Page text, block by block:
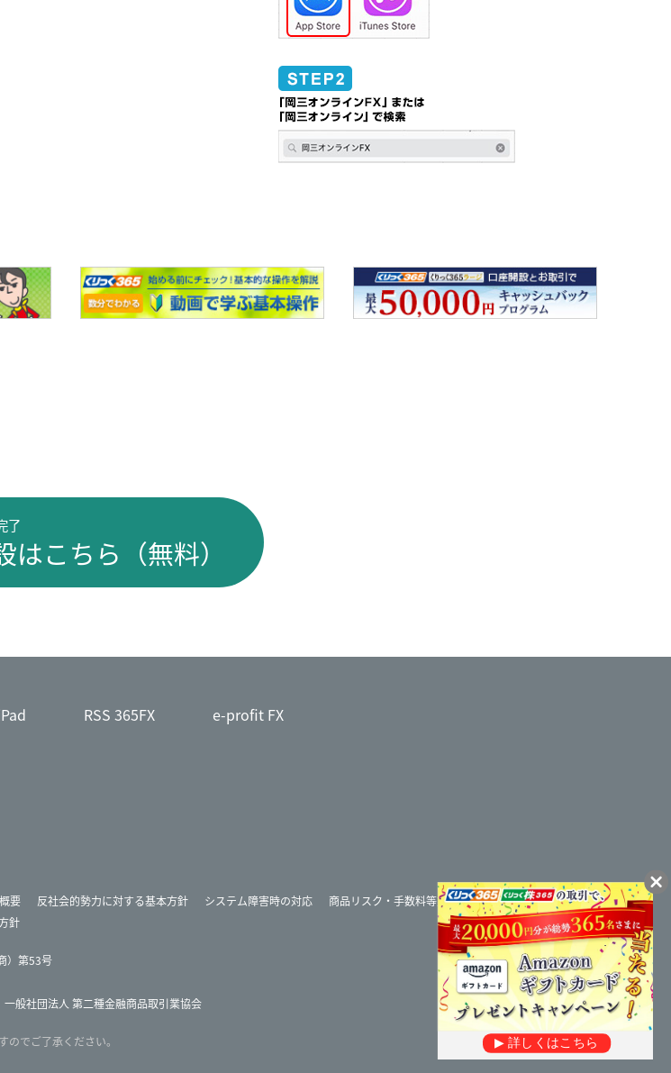
了
はこちら（無料）
RSS 365FX e-profit FX
要 反社会的勢力に対する基本方針 システム障害時の対応
商品リスク・手数料等重要事項
針
）第53号
一般社団法人 第二種金融商品取引業協会
でご了承ください。